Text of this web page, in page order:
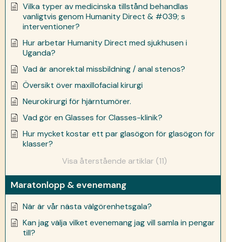
Vilka typer av medicinska tillstånd behandlas
vanligtvis genom Humanity Direct & #039; s
interventioner?
Hur arbetar Humanity Direct med sjukhusen i
Uganda?
Vad är anorektal missbildning / anal stenos?
Översikt över maxillofacial kirurgi
Neurokirurgi för hjärntumörer.
Vad gör en Glasses for Classes-klinik?
Hur mycket kostar ett par glasögon för glasögon för
klasser?
Visa återstående artiklar (11)
Maratonlopp & evenemang
När är vår nästa välgörenhetsgala?
Kan jag välja vilket evenemang jag vill samla in pengar
till?